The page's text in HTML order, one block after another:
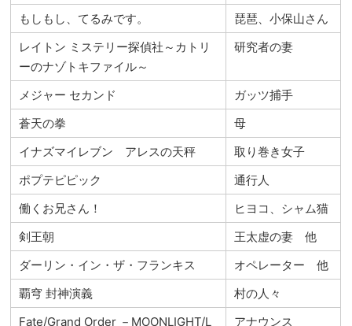
もしもし、てるみです。
琵琶、小保山さん
レイトン ミステリー探偵社～カトリ
ーのナゾトキファイル～
研究者の妻
メジャー セカンド
ガッツ捕手
蒼天の拳
母
イナズマイレブン アレスの天秤
取り巻き女子
ポプテピピック
通行人
働くお兄さん！
ヒヨコ、シャム猫
剣王朝
王太虚の妻 他
ダーリン・イン・ザ・フランキス
オペレーター 他
覇穹 封神演義
村の人々
Fate/Grand Order －MOONLIGHT/L
アナウンス